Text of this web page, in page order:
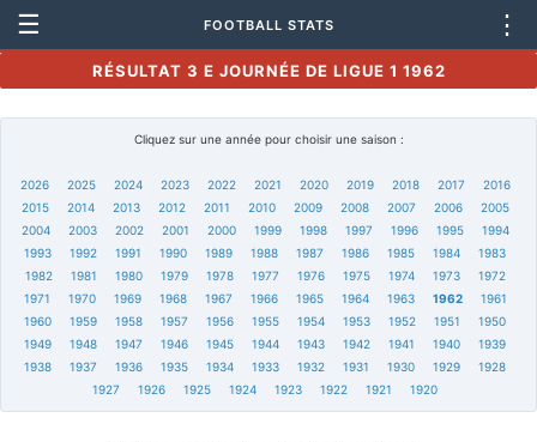
☰ FOOTBALL STATS ⋮
RÉSULTAT 3 E JOURNÉE DE LIGUE 1 1962
Cliquez sur une année pour choisir une saison :
2026 2025 2024 2023 2022 2021 2020 2019 2018 2017
2016
2015
2014 2013 2012 2011 2010 2009 2008 2007 2006
2005
2004
2003 2002 2001 2000 1999 1998 1997 1996 1995
1994
1993
1992 1991 1990 1989 1988 1987 1986 1985 1984
1983
1982
1981 1980 1979 1978 1977 1976 1975 1974 1973
1972
1971
1970 1969 1968 1967 1966 1965 1964 1963 1962
1961
1960
1959 1958 1957 1956 1955 1954 1953 1952 1951
1950
1949
1948 1947 1946 1945 1944 1943 1942 1941 1940
1939
1938
1937 1936 1935 1934 1933 1932 1931 1930 1929
1928
1927
1926 1925 1924 1923 1922 1921 1920